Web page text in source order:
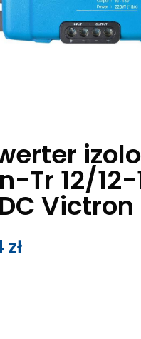
Tr 12/12-
Victron
zł